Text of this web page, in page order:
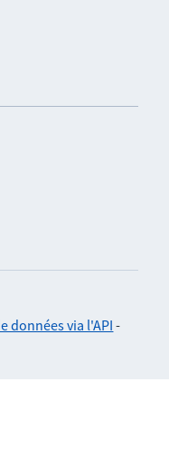
données via l'API-